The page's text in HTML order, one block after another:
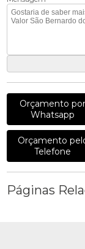
Orçamento por
Whatsapp
Orçamento
Telefone
Páginas